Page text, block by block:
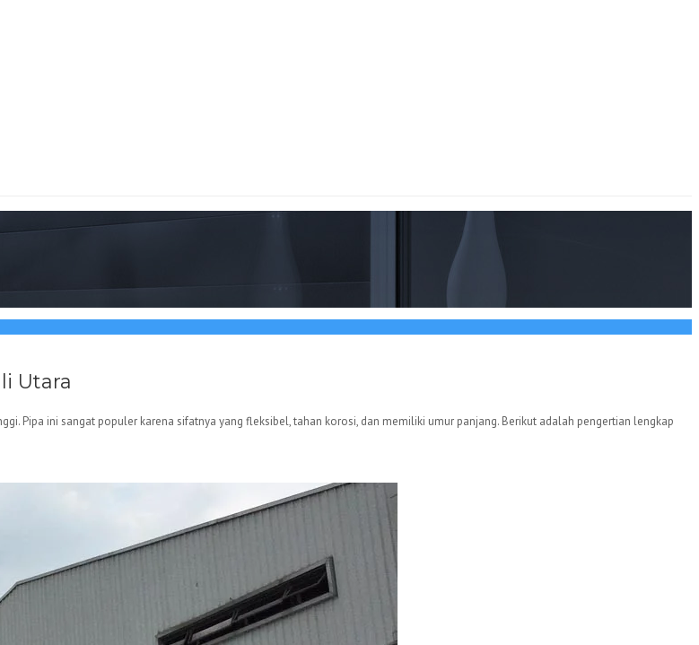
Utara
Pipa ini sangat populer karena sifatnya yang fleksibel, tahan korosi, dan memiliki umur panjang. Berikut adalah pengertian lengkap